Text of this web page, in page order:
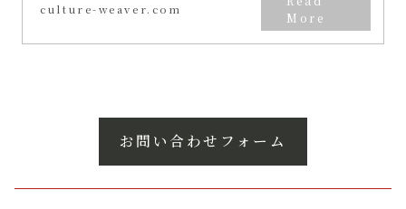
culture-weaver.com
お問い合わせフォーム